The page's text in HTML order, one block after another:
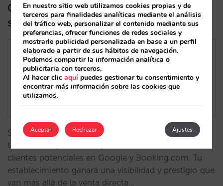
Cómo destacar tu hotel eco-
sostenible en Google y Booking.com
Si tu hotel está comprometido con la sostenibilidad
tienes una oportunidad para mostrárselo a tus
clientes potenciales en Google y Booking.com. Tu
establecimiento ganará una visibilidad y prestigio que
van más allá de la venta directa…
En nuestro sitio web utilizamos cookies propias y de
terceros para finalidades analíticas mediante el análisis
del tráfico web, personalizar el contenido mediante sus
preferencias, ofrecer funciones de redes sociales y
mostrarle publicidad personalizada en base a un perfil
elaborado a partir de sus hábitos de navegación.
Podemos compartir la información analítica o
publicitaria con terceros.
Al hacer clicaquípuedes gestionar tu consentimiento y
encontrar más información sobre las cookies que
utilizamos.
Aceptar Ajustes
Rechazar